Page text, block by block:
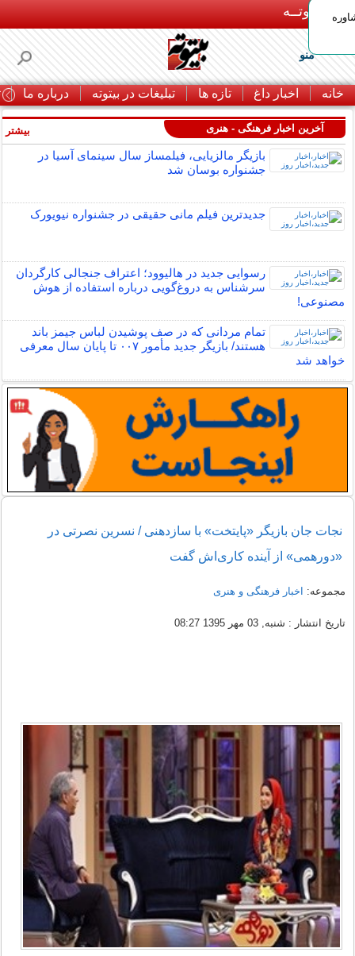
بـیتوتــه
منو
خانه اخبار داغ تازه ها تبلیغات در بیتوته درباره ما
آخرین اخبار فرهنگی - هنری
بازیگر مالزیایی، فیلمساز سال سینمای آسیا در
جشنواره بوسان شد
جدیدترین فیلم مانی حقیقی در جشنواره نیویورک
رسوایی جدید در هالیوود؛ اعتراف جنجالی کارگردان
سرشناس به دروغ‌گویی درباره استفاده از هوش
مصنوعی!
تمام مردانی که در صف پوشیدن لباس جیمز باند
هستند/ بازیگر جدید مأمور ۰۰۷ تا پایان سال معرفی
خواهد شد
بیشتر
نجات جان بازیگر «پایتخت» با سازدهنی / نسرین نصرتی در
«دورهمی» از آینده کاری‌اش گفت
مجموعه: اخبار فرهنگی و هنری
تاریخ انتشار : شنبه, 03 مهر 1395 08:27